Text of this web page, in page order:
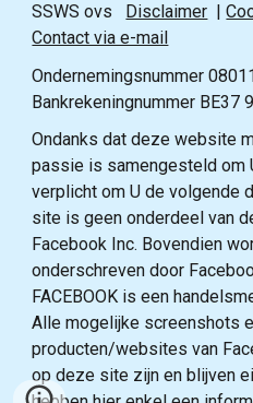
SSWS ovs Disclaimer |
Contact via e-mail
Ondernemingsnummer
Bankrekeningnummer BE37
Ondanks dat deze website
passie is samengesteld om
verplicht om U de volgende
site is geen onderdeel van
Facebook Inc. Bovendien
onderschreven door
FACEBOOK is een
Alle mogelijke screenshots
producten/websites van
op deze site zijn en blijven